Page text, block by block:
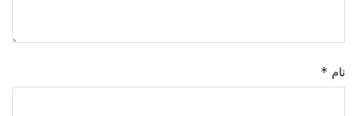
نام *